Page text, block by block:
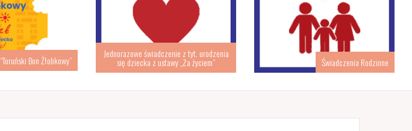
“Toruński Bon Żłobkowy”
Jednorazowe świadczenie z tyt. urodzenia
się dziecka z ustawy „Za życiem” Świadczenia Rodzinne